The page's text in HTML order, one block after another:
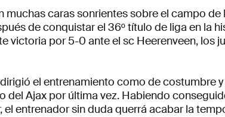
muchas caras sonrientes sobre el campo
de conquistar el 36º título de liga en la
victoria por 5-0 ante el sc Heerenveen, los
el entrenamiento como de costumbre
del Ajax por última vez. Habiendo
el entrenador sin duda querrá acabar la